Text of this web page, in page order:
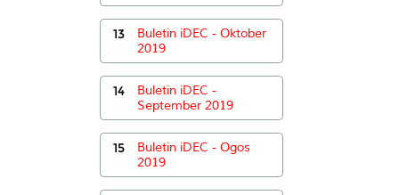
13
Buletin iDEC - Oktober
2019
14
Buletin iDEC -
September 2019
15
Buletin iDEC - Ogos
2019